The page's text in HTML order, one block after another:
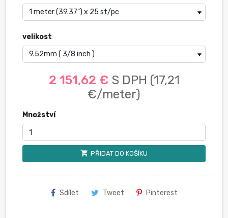
velikost
2 151,62 € S DPH (17,21
€/meter)
Množství
shopping_cart PŘIDAT DO KOŠÍKU
Sdílet Tweet Pinterest